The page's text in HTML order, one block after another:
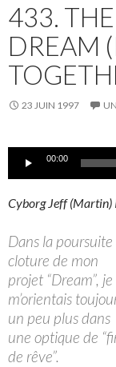
433.
DREAM
23 JUIN 1997
Lecteur00:00
Cyborg Jeff (Martin)
Dans la poursuite
cloture de mon
projet “Dream”, je
m’orientais
un peu plus dans
une optique de
de rêve”.